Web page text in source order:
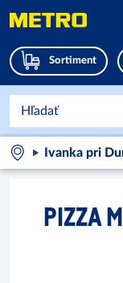
Sortiment
Ivanka pri
PIZZA